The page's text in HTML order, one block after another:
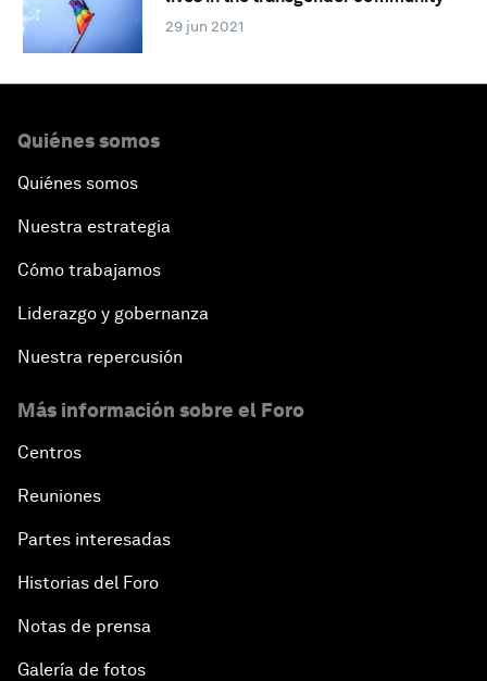
29 jun 2021
Quiénes somos
Quiénes somos
Nuestra estrategia
Cómo trabajamos
Liderazgo y gobernanza
Nuestra repercusión
Más información sobre el Foro
Centros
Reuniones
Partes interesadas
Historias del Foro
Notas de prensa
Galería de fotos